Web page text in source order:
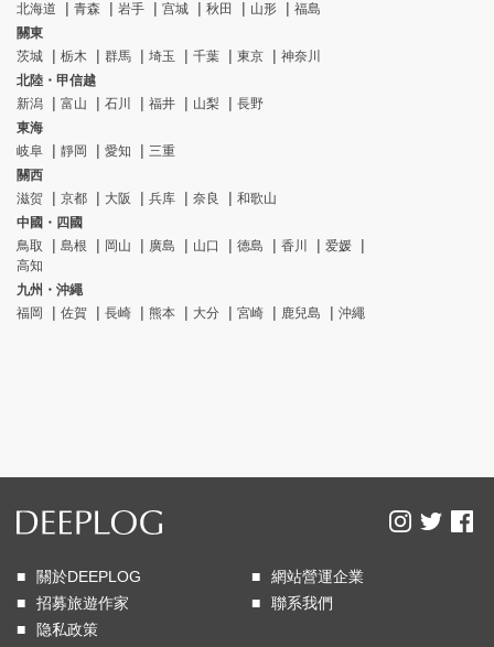
北海道
青森 岩手 宫城 秋田 山形
福島
關東
茨城
栃木 群馬 埼玉 千葉 東京
神奈川
北陸・甲信越
新潟
富山 石川 福井 山梨
長野
東海
岐阜
靜岡 愛知
三重
關西
滋贺
京都 大阪 兵库 奈良
和歌山
中國・四國
鳥取
島根 岡山 廣島 山口 德島 香川
爱媛
高知
九州・沖繩
福岡
佐賀 長崎 熊本 大分 宮崎 鹿兒島 沖繩
關於DEEPLOG
網站營運企業
招募旅遊作家
聯系我們
隐私政策